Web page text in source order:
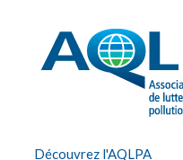
AQLPA
Découvrez l'AQLPA